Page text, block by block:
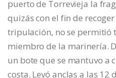
puerto de Torrevieja la
quizás con el fin de
tripulación, no se permitió
miembro de la marinería.
un bote que se mantuvo a
costa. Levó anclas a las 12